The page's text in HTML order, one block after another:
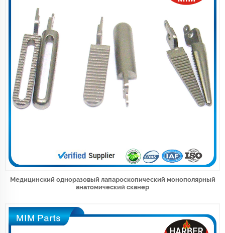
Медицинский одноразовый лапароскопический монополярный
анатомический сканер